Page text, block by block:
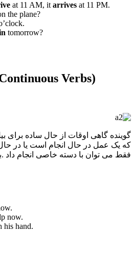
at 11 AM, it arrives at 11 PM.
the plane?
tomorrow?
Verbs)
گوینده گاهی اوقات از حال ساده برای
که یک عمل در حال انجام است یا در حال
فقط می توان با دسته خاصی انجام داد
now.
his hand.